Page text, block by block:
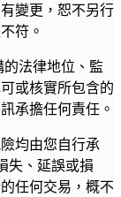
變更，恕不另行
符。
法律地位、監
或核實所包含的
承擔任何責任。
均由您自行承
失、延誤或損
任何交易，概不